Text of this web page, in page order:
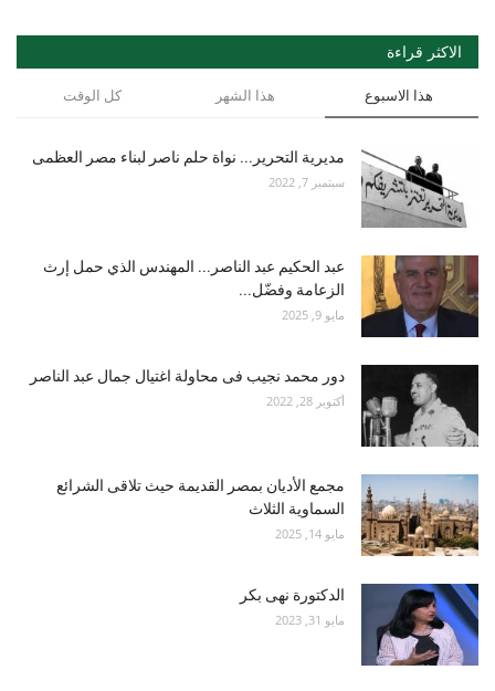
الاكثر قراءة
هذا الاسبوع هذا الشهر كل الوقت
مديرية التحرير... نواة حلم ناصر لبناء مصر العظمى
سبتمبر 7, 2022
عبد الحكيم عبد الناصر... المهندس الذي حمل إرث
الزعامة وفضّل...
مايو 9, 2025
دور محمد نجيب فى محاولة اغتيال جمال عبد الناصر
أكتوبر 28, 2022
مجمع الأديان بمصر القديمة حيث تلاقى الشرائع
السماوية الثلاث
مايو 14, 2025
الدكتورة نهى بكر
مايو 31, 2023